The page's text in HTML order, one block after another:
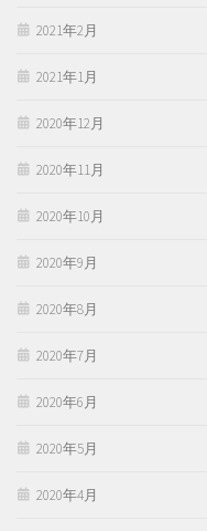
2021年2月
2021年1月
2020年12月
2020年11月
2020年10月
2020年9月
2020年8月
2020年7月
2020年6月
2020年5月
2020年4月